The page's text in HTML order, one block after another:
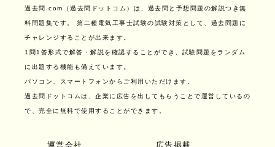
過去問.com（過去問ドットコム）は、過去問と予想問題の解説つき無
料問題集です。 第二種電気工事士試験の試験対策として、過去問題に
チャレンジすることが出来ます。
1問1答形式で解答・解説を確認することができ、試験問題をランダム
に出題する機能も備えています。
パソコン、スマートフォンからご利用いただけます。
過去問ドットコムは、企業に広告を出してもらうことで運営しているの
で、完全に無料で使用することができます。
運営会社 広告掲載